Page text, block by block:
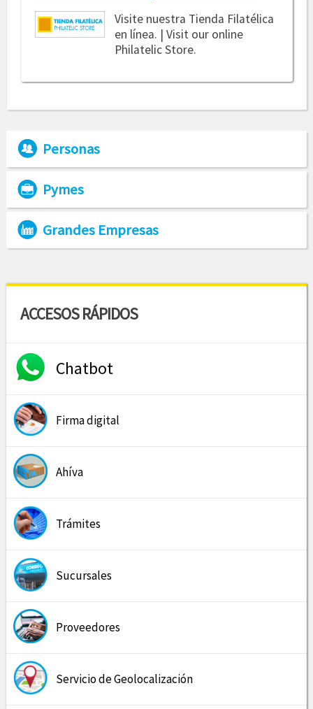
Visite nuestra Tienda Filatélica
en línea. | Visit our online
Philatelic Store.
Personas
Pymes
Grandes Empresas
ACCESOS RÁPIDOS
Chatbot
Firma digital
Ahíva
Trámites
Sucursales
Proveedores
Servicio de Geolocalización